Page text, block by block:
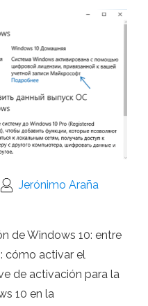
Jerónimo Araña
de Windows 10: entre
cómo activar el
de activación para la
10 en la